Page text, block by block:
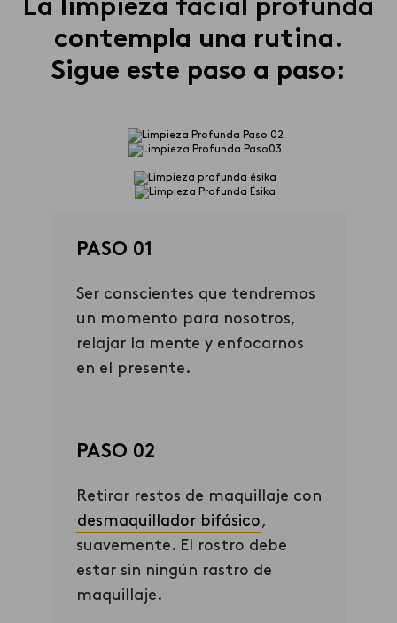
La limpieza facial profunda
contempla una rutina.
Sigue este paso a paso:
PASO 01
Ser conscientes que tendremos
un momento para nosotros,
relajar la mente y enfocarnos
en el presente.
PASO 02
Retirar restos de maquillaje con
desmaquillador bifásico,
estar sin ningún rastro de
maquillaje.